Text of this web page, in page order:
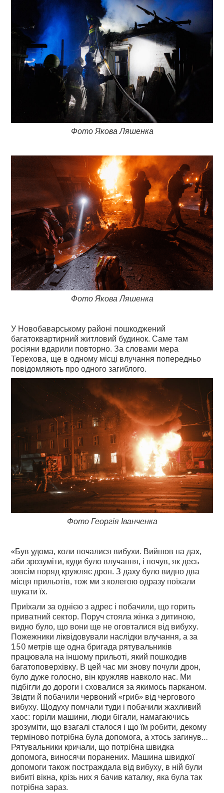
Фото Якова Ляшенка
Фото Якова Ляшенка
У Новобаварському районі пошкоджений
багатоквартирний житловий будинок. Саме там
росіяни вдарили повторно. За словами мера
Терехова, ще в одному місці влучання попередньо
повідомляють про одного загиблого.
Фото Георгія Іванченка
«Був удома, коли почалися вибухи. Вийшов на дах,
аби зрозуміти, куди було влучання, і почув, як десь
зовсім поряд кружляє дрон. З даху було видно два
місця прильотів, тож ми з колегою одразу поїхали
шукати їх.
Приїхали за однією з адрес і побачили, що горить
приватний сектор. Поруч стояла жінка з дитиною,
видно було, що вони ще не оговталися від вибуху.
Пожежники ліквідовували наслідки влучання, а за
150 метрів ще одна бригада рятувальників
працювала на іншому прильоті, який пошкодив
багатоповерхівку. В цей час ми знову почули дрон,
було дуже голосно, він кружляв навколо нас. Ми
підбігли до дороги і сховалися за якимось парканом.
Звідти й побачили червоний «гриб» від чергового
вибуху. Щодуху помчали туди і побачили жахливий
хаос: горіли машини, люди бігали, намагаючись
зрозуміти, що взагалі сталося і що їм робити, декому
терміново потрібна була допомога, а хтось загинув…
Рятувальники кричали, що потрібна швидка
допомога, виносячи поранених. Машина швидкої
допомоги також постраждала від вибуху, в ній були
вибиті вікна, крізь них я бачив каталку, яка була так
потрібна зараз.